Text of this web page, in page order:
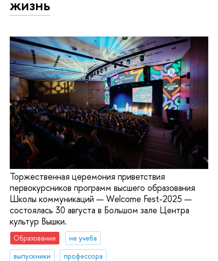
жизнь
Торжественная церемония приветствия
первокурсников программ высшего образования
Школы коммуникаций — Welcome Fest-2025 —
состоялась 30 августа в Большом зале Центра
культур Вышки.
Образование
не учеба
выпускники
профессора